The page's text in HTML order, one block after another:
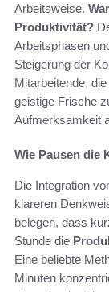
Arbeitsweise.
Produktivität?
Arbeitsphasen
Steigerung der
Mitarbeitende,
geistige Frische
Aufmerksamkeit
Wie Pausen die
Die Integration
klareren
belegen, dass
Stunde die
Eine beliebte
Minuten